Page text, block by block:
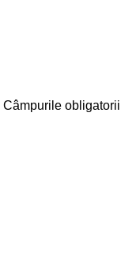
Câmpurile obligatorii